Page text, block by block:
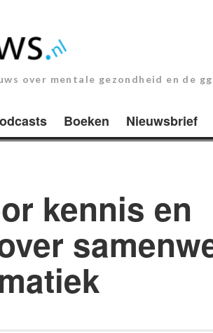
over mentale gezondheid en de
Boeken Nieuwsbrief
kennis en